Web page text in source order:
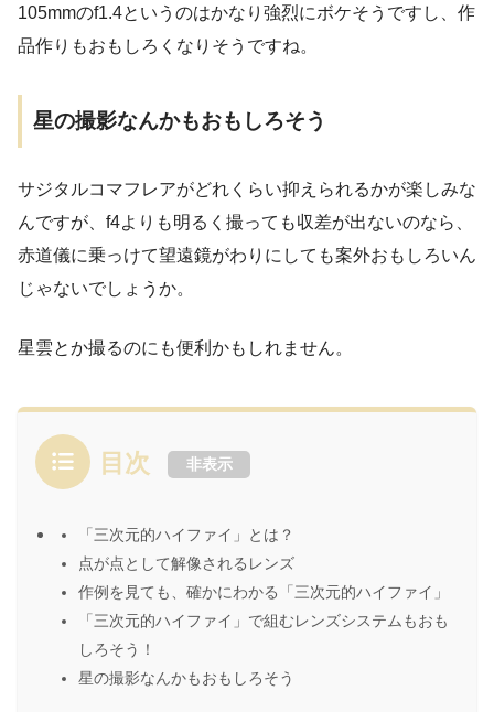
105mmのf1.4というのはかなり強烈にボケそうですし、作
品作りもおもしろくなりそうですね。
星の撮影なんかもおもしろそう
サジタルコマフレアがどれくらい抑えられるかが楽しみな
んですが、f4よりも明るく撮っても収差が出ないのなら、
赤道儀に乗っけて望遠鏡がわりにしても案外おもしろいん
じゃないでしょうか。
星雲とか撮るのにも便利かもしれません。
目次 非表示
「三次元的ハイファイ」とは？
点が点として解像されるレンズ
作例を見ても、確かにわかる「三次元的ハイファイ」
「三次元的ハイファイ」で組むレンズシステムもおも
しろそう！
星の撮影なんかもおもしろそう